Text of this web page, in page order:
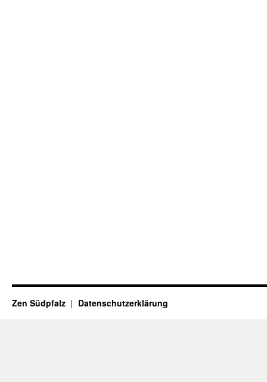
Zen Südpfalz Datenschutzerklärung